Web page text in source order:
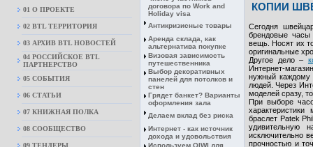
01 О ПРОЕКТЕ
02 BTL ТЕРРИТОРИЯ
03 АРХИВ BTL НОВОСТЕЙ
04 РОССИЙСКОЕ BTL
ПАРТНЕРСТВО
05 СОБЫТИЯ
06 СТАТЬИ
07 КНИЖНАЯ ПОЛКА
08 CООБЩЕСТВО
09 ТЕНДЕРЫ
договора по Work and
Holiday visa
Антикризисные товары
Аренда склада, как
альтернатива покупке
Визовая зависимость
путешественника
Выбор декоративных
панелей для потолков и
стен
Грядет банкет? Варианты
оформления зала
Делаем вклад без риска
Интернет - как источник
дохода и удовольствия
Используем QIWI для
КОПИИ
Сегодня
брендовые часы
вещь. Носят их
оригинальные
Другое дело –
Интернет-
нужный каждому
людей. Через
моделей сразу,
При выборе
браслет Patek
удивительную
исключительно
прочностью и